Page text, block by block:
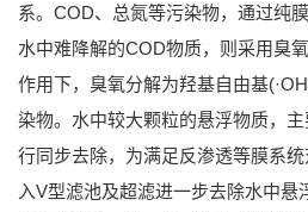
系。COD、总氮等污染物，通过纯
水中难降解的COD物质，则采用臭
作用下，臭氧分解为羟基自由基
染物。水中较大颗粒的悬浮物质，
行同步去除，为满足反渗透等膜系
入V型滤池及超滤进一步去除水中